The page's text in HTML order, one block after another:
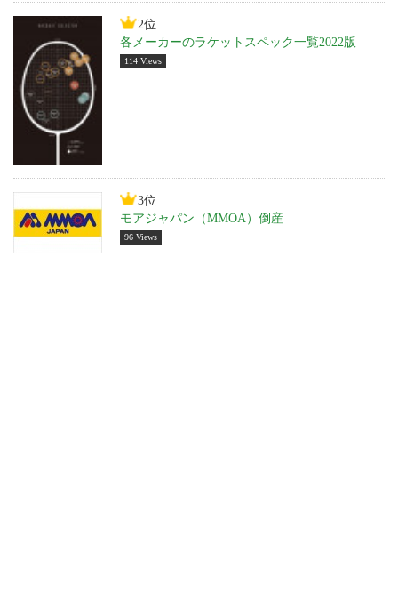
2位
各メーカーのラケットスペック一覧2022版
114 Views
3位
モアジャパン（MMOA）倒産
96 Views